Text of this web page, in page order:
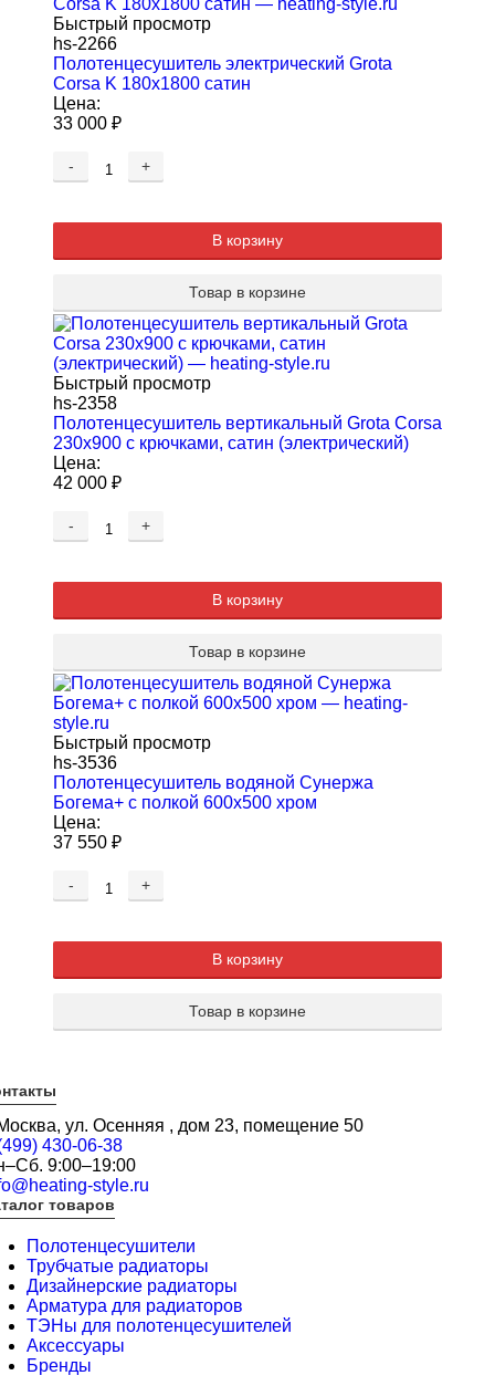
Быстрый просмотр
hs-2266
Полотенцесушитель электрический Grota
Corsa K 180х1800 сатин
Цена:
33 000 ₽
- +
В корзину
Товар в корзине
Быстрый просмотр
hs-2358
Полотенцесушитель вертикальный Grota Corsa
230x900 с крючками, сатин (электрический)
Цена:
42 000 ₽
- +
В корзину
Товар в корзине
Быстрый просмотр
hs-3536
Полотенцесушитель водяной Сунержа
Богема+ с полкой 600х500 хром
Цена:
37 550 ₽
- +
В корзину
Товар в корзине
ул. Осенняя , дом 23, помещение 50
430-06-38
9:00–19:00
style.ru
товаров
Полотенцесушители
Трубчатые радиаторы
Дизайнерские радиаторы
Арматура для радиаторов
ТЭНы для полотенцесушителей
Аксессуары
Бренды